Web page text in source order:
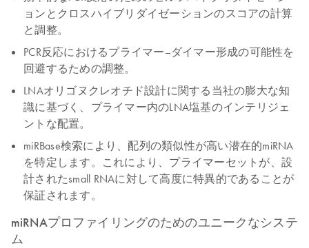
ョンとクロスハイブリダイゼーションのスコアの計算
と調整。
PCR反応におけるプライマー–ダイマー形成の可能性を
回避するための調整。
LNAオリゴヌクレオチド設計に関する当社の膨大な知
識に基づく、プライマー内のLNA塩基のインテリジェ
ントな配置。
miRBase検索により、配列の類似性が高い潜在的miRNA
を特定します。これにより、プライマーセットが、設
計されたsmall RNAに対して高度に特異的であることが
保証されます。
miRNAプロファイリングのためのユニークなシステ
ム